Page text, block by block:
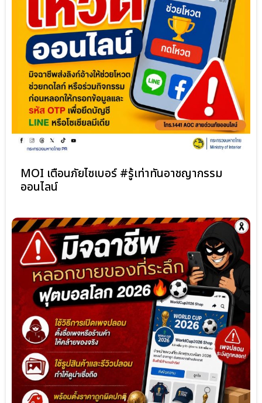
MOI เตือนภัยไซเบอร์ #รู้เท่าทันอาชญากรรม
ออนไลน์